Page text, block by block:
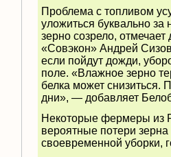
Проблема с топливом
уложиться буквально
зерно созрело, отмечает
«Совэкон» Андрей
если пойдут дожди,
поле. «Влажное зерно
белка может снизиться.
дни», — добавляет
Некоторые фермеры из
вероятные потери
своевременной уборки,